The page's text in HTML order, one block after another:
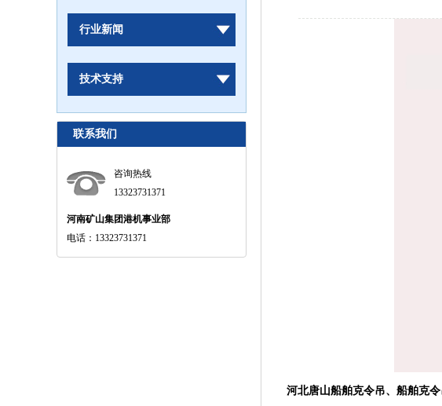
行业新闻
技术支持
联系我们
咨询热线
13323731371
河南矿山集团港机事业部
电话：13323731371
河北唐山船舶克令吊、船舶克